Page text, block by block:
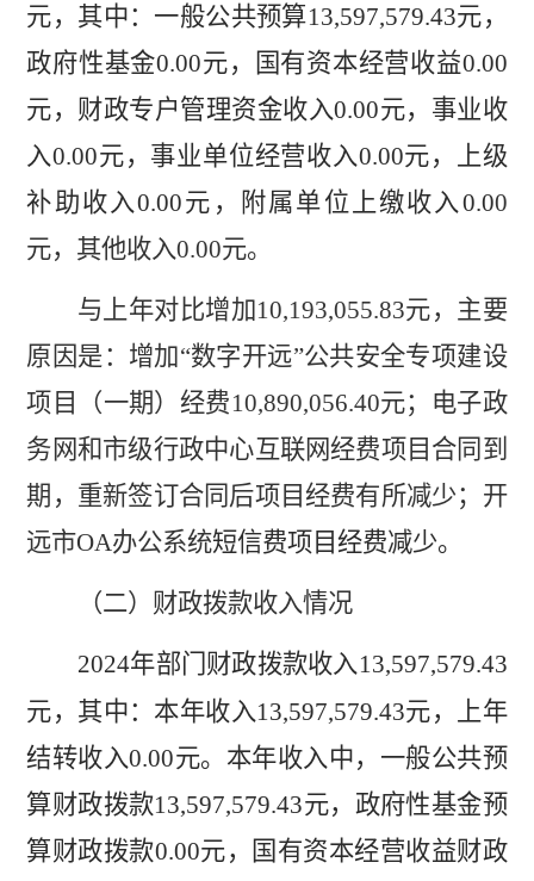
元，其中：一般公共预算13,597,579.43元，
政府性基金0.00元，国有资本经营收益0.00
元，财政专户管理资金收入0.00元，事业收
入0.00元，事业单位经营收入0.00元，上级
补助收入0.00元，附属单位上缴收入 0.00
元，其他收入0.00元。
与上年对比增加10,193,055.83元，主要
原因是：增加“数字开远”公共安全专项建设
项目（一期）经费10,890,056.40元；电子政
务网和市级行政中心互联网经费项目合同到
期，重新签订合同后项目经费有所减少；开
远市OA办公系统短信费项目经费减少。
（二）财政拨款收入情况
2024年部门财政拨款收入 13,597,579.43
元，其中： 本年收入13,597,579.43元，上年
结转收入0.00元。本年收入中，一般公共预
算财政拨款13,597,579.43元，政府性基金预
算财政拨款0.00元，国有资本经营收益财政